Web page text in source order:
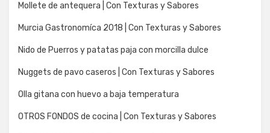
Mollete de antequera | Con Texturas y Sabores
Murcia Gastronomíca 2018 | Con Texturas y Sabores
Nido de Puerros y patatas paja con morcilla dulce
Nuggets de pavo caseros | Con Texturas y Sabores
Olla gitana con huevo a baja temperatura
OTROS FONDOS de cocina | Con Texturas y Sabores